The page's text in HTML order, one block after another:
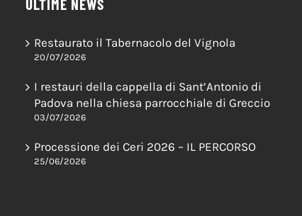
ULTIME NEWS
Restaurato il Tabernacolo del Vignola
20/07/2026
I restauri della cappella di Sant’Antonio di
Padova nella chiesa parrocchiale di Greccio
03/07/2026
Processione dei Ceri 2026 – IL PERCORSO
25/06/2026